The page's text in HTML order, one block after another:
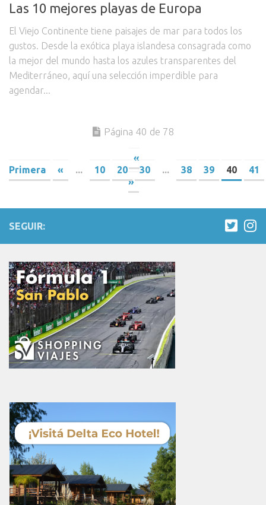
Las 10 mejores playas de Europa
El Viejo Continente tiene paisajes de mar para todos los
gustos. Desde la exótica playa islandesa consagrada como
la mejor del mundo hasta los azules transparentes del
Mediterráneo, aquí una selección imperdible para
agendar...
Página 40 de 78
«
Primera
« ... 10 20 30 ... 38 39 40
41
»
SEGUIR: